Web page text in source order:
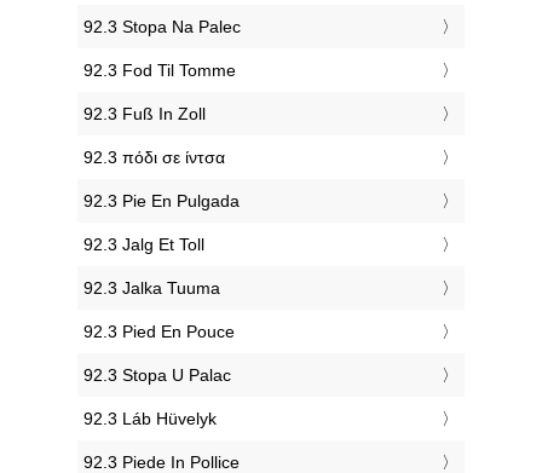
‎92.3 Stopa Na Palec
‎92.3 Fod Til Tomme
‎92.3 Fuß In Zoll
‎92.3 πόδι σε ίντσα
‎92.3 Pie En Pulgada
‎92.3 Jalg Et Toll
‎92.3 Jalka Tuuma
‎92.3 Pied En Pouce
‎92.3 Stopa U Palac
‎92.3 Láb Hüvelyk
‎92.3 Piede In Pollice